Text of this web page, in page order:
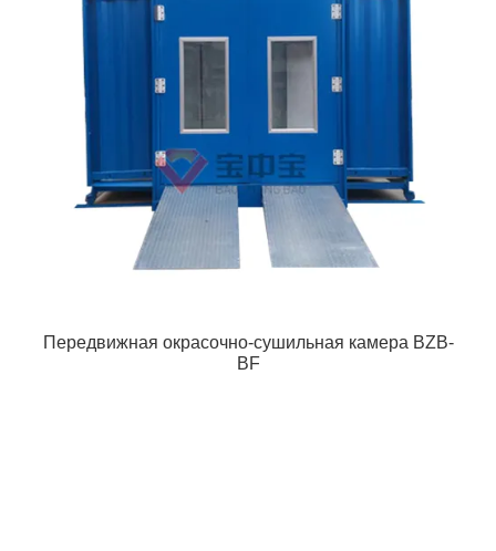
Передвижная окрасочно-сушильная камера BZB-
BF